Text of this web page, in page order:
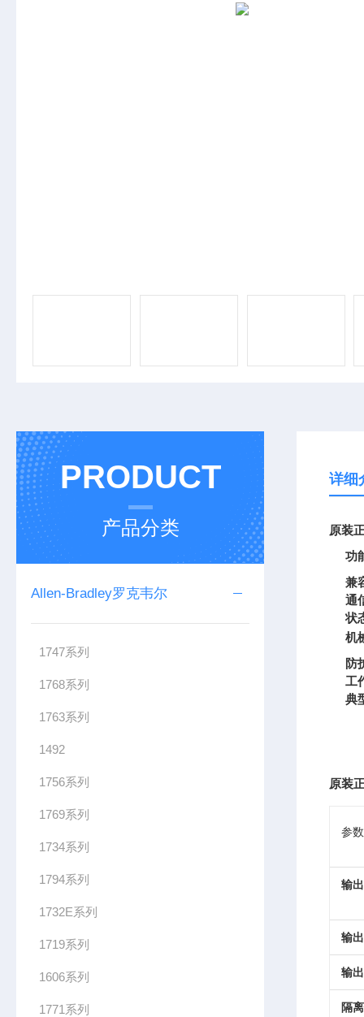
PRODUCT
产品分类
Allen-Bradley罗克韦尔
1747系列
1768系列
1763系列
1492
1756系列
1769系列
1734系列
1794系列
1732E系列
1719系列
1606系列
1771系列
详细
原装
功
兼
通
状
机
防
工
典
原装
参
输
输
输
隔